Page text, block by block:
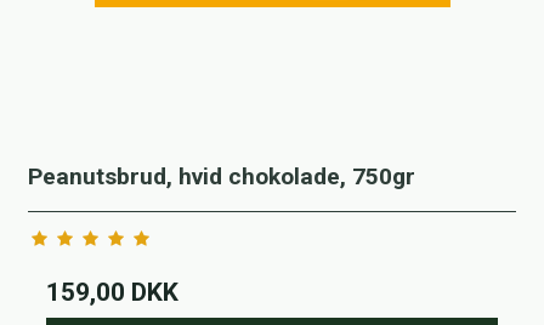
Peanutsbrud, hvid chokolade, 750gr
159,00 DKK